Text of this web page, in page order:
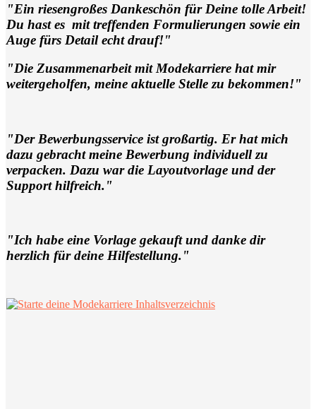
"Ein riesengroßes Dankeschön für Deine tolle Arbeit!
Du hast es mit treffenden Formulierungen sowie ein
Auge fürs Detail echt drauf!"
"Die Zusammenarbeit mit Modekarriere hat mir
weitergeholfen, meine aktuelle Stelle zu bekommen!"
"Der Bewerbungsservice ist großartig. Er hat mich
dazu gebracht meine Bewerbung individuell zu
verpacken. Dazu war die Layoutvorlage und der
Support hilfreich."
"Ich habe eine Vorlage gekauft und danke dir
herzlich für deine Hilfestellung."